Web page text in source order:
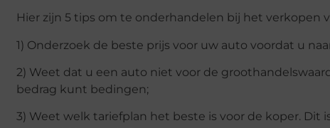
Hier zijn 5 tips om te onderhandelen bij het verkopen
1) Onderzoek de beste prijs voor uw auto voordat u
2) Weet dat u een auto niet voor de
bedrag kunt bedingen;
3) Weet welk tariefplan het beste is voor de koper.